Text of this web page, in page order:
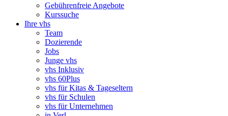
Gebührenfreie Angebote
Kurssuche
Ihre vhs
Team
Dozierende
Jobs
Junge vhs
vhs Inklusiv
vhs 60Plus
vhs für Kitas & Tageseltern
vhs für Schulen
vhs für Unternehmen